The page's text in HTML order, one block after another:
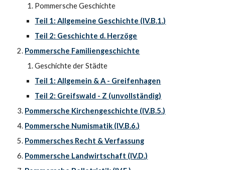
Pommersche Geschichte
Teil 1: Allgemeine Geschichte (IV.B.1.)
Teil 2: Geschichte d. Herzöge
Pommersche Familiengeschichte
Geschichte der Städte
Teil 1: Allgemein & A - Greifenhagen
Teil 2: Greifswald - Z (unvollständig)
Pommersche Kirchengeschichte (IV.B.5.)
Pommersche Numismatik (IV.B.6.)
Pommersches Recht & Verfassung
Pommersche Landwirtschaft (IV.D.)